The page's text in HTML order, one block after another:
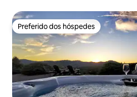
Preferido dos hóspedes
Preferido dos hóspedes